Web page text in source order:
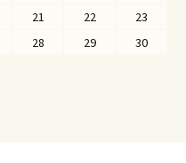
21 22
23
28 29
30